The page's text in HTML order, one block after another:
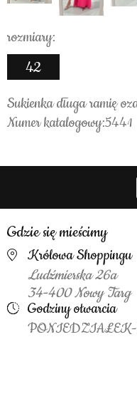
rozmiary:
42
Sukienka długa ramię
Numer katalogowy:5441
Gdzie się mieścimy
Królowa Shoppingu
Ludźmierska 26a
34-400 Nowy Targ
Godziny otwarcia